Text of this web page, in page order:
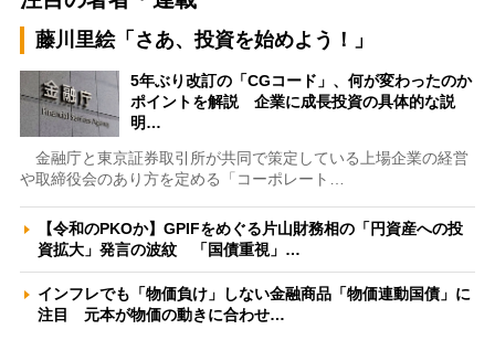
藤川里絵「さあ、投資を始めよう！」
5年ぶり改訂の「CGコード」、何が変わったのか
ポイントを解説 企業に成長投資の具体的な説
明…
金融庁と東京証券取引所が共同で策定している上場企業の経営
や取締役会のあり方を定める「コーポレート…
【令和のPKOか】GPIFをめぐる片山財務相の「円資産への投
資拡大」発言の波紋 「国債重視」…
インフレでも「物価負け」しない金融商品「物価連動国債」に
注目 元本が物価の動きに合わせ…